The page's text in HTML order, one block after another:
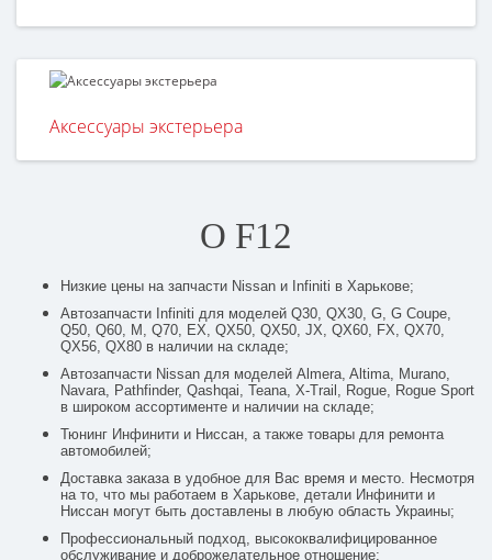
Аксессуары экстерьера
О F12
Низкие цены на запчасти Nissan и Infiniti в Харькове;
Автозапчасти Infiniti для моделей Q30, QX30, G, G Coupe,
Q50, Q60, M, Q70, EX, QX50, QX50, JX, QX60, FX, QX70,
QX56, QX80 в наличии на складе;
Автозапчасти Nissan для моделей Almera, Altima, Murano,
Navara, Pathfinder, Qashqai, Teana, X-Trail, Rogue, Rogue Sport
в широком ассортименте и наличии на складе;
Тюнинг Инфинити и Ниссан, а также товары для ремонта
автомобилей;
Доставка заказа в удобное для Вас время и место. Несмотря
на то, что мы работаем в Харькове, детали Инфинити и
Ниссан могут быть доставлены в любую область Украины;
Профессиональный подход, высококвалифицированное
обслуживание и доброжелательное отношение;